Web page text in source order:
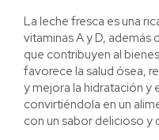
La leche fresca es una
vitaminas A y D, además
que contribuyen al
favorece la salud ósea,
y mejora la hidratación y
convirtiéndola en un
con un sabor delicioso y